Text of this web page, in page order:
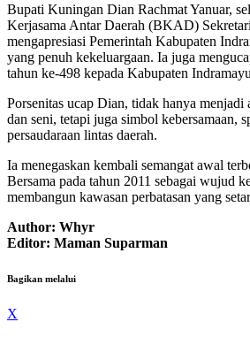
Bupati Kuningan Dian Rachmat Yanuar,
Kerjasama Antar Daerah (BKAD)
mengapresiasi Pemerintah Kabupaten
yang penuh kekeluargaan. Ia juga
tahun ke-498 kepada Kabupaten
Porsenitas ucap Dian, tidak hanya menjadi
dan seni, tetapi juga simbol kebersamaan,
persaudaraan lintas daerah.
Ia menegaskan kembali semangat awal
Bersama pada tahun 2011 sebagai wujud
membangun kawasan perbatasan yang
Author: Whyr
Editor: Maman Suparman
Bagikan melalui
X